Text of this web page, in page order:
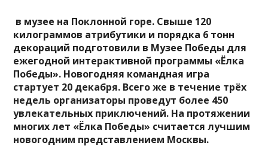
в музее на Поклонной горе. Свыше 120
килограммов атрибутики и порядка 6 тонн
декораций подготовили в Музее Победы для
ежегодной интерактивной программы «Ёлка
Победы». Новогодняя командная игра
стартует 20 декабря. Всего же в течение трёх
недель организаторы проведут более 450
увлекательных приключений. На протяжении
многих лет «Ёлка Победы» считается лучшим
новогодним представлением Москвы.